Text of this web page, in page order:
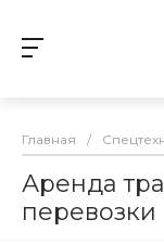
Главная /
Аренда
перевозки